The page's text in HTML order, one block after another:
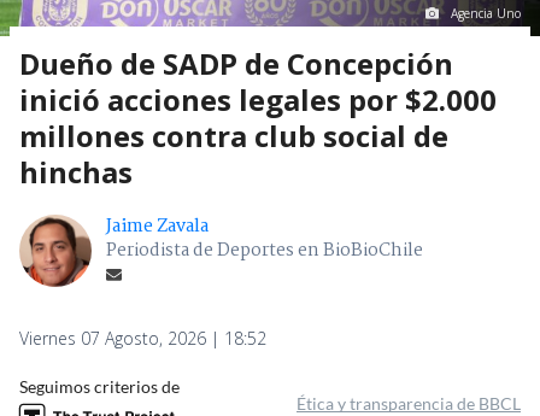
Agencia Uno
Dueño de SADP de Concepción
inició acciones legales por $2.000
millones contra club social de
hinchas
Jaime Zavala
Periodista de Deportes en BioBioChile
Viernes 07 Agosto, 2026 | 18:52
Seguimos criterios de
Ética y transparencia de BBCL